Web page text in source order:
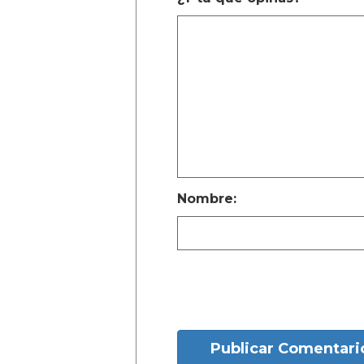
Nombre:
Publicar